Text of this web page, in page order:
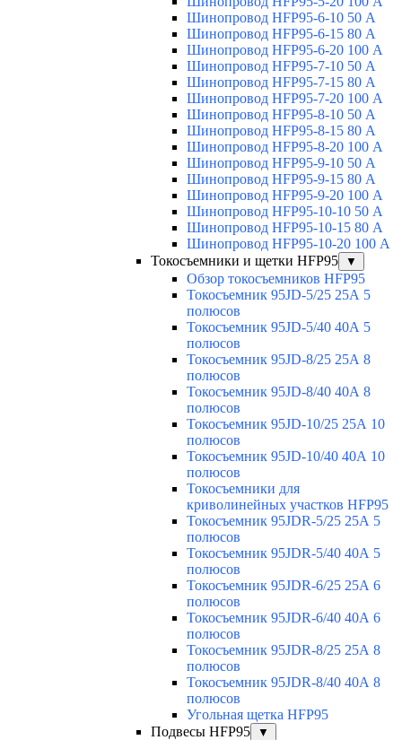
Шинопровод HFP95-6-10 50 А
Шинопровод HFP95-6-15 80 А
Шинопровод HFP95-6-20 100 А
Шинопровод HFP95-7-10 50 А
Шинопровод HFP95-7-15 80 А
Шинопровод HFP95-7-20 100 А
Шинопровод HFP95-8-10 50 А
Шинопровод HFP95-8-15 80 А
Шинопровод HFP95-8-20 100 А
Шинопровод HFP95-9-10 50 А
Шинопровод HFP95-9-15 80 А
Шинопровод HFP95-9-20 100 А
Шинопровод HFP95-10-10 50 А
Шинопровод HFP95-10-15 80 А
Шинопровод HFP95-10-20 100 А
Токосъемники и щетки HFP95
▼
Обзор токосъемников HFP95
Токосъемник 95JD-5/25 25А 5
полюсов
Токосъемник 95JD-5/40 40А 5
полюсов
Токосъемник 95JD-8/25 25А 8
полюсов
Токосъемник 95JD-8/40 40А 8
полюсов
Токосъемник 95JD-10/25 25А 10
полюсов
Токосъемник 95JD-10/40 40А 10
полюсов
Токосъемники для
криволинейных участков HFP95
Токосъемник 95JDR-5/25 25А 5
полюсов
Токосъемник 95JDR-5/40 40А 5
полюсов
Токосъемник 95JDR-6/25 25А 6
полюсов
Токосъемник 95JDR-6/40 40А 6
полюсов
Токосъемник 95JDR-8/25 25А 8
полюсов
Токосъемник 95JDR-8/40 40А 8
полюсов
Угольная щетка HFP95
Подвесы HFP95
▼